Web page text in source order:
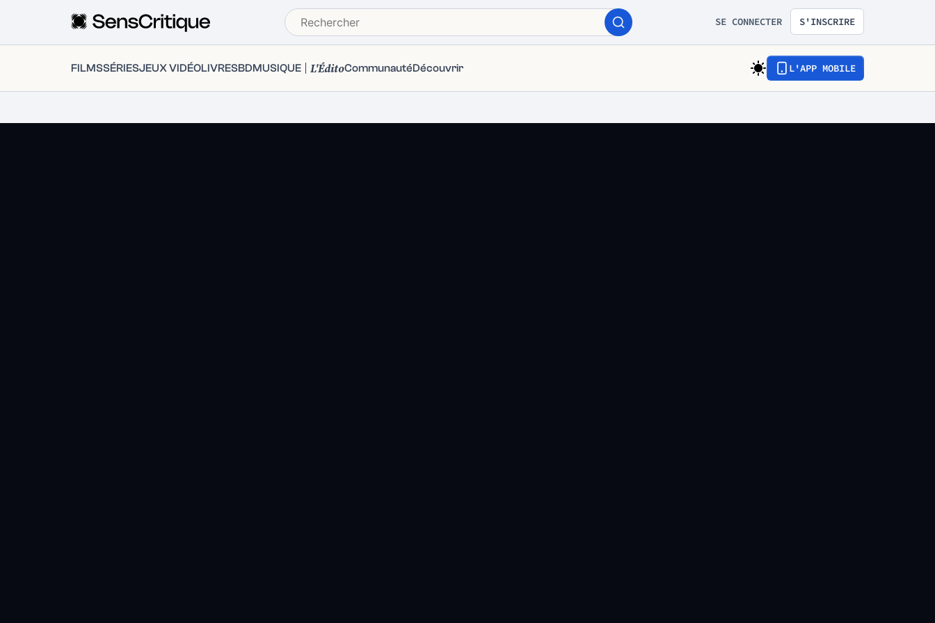
SE CONNECTER S'INSCRIRE
FILMSSÉRIESJEUX VIDÉOLIVRESBDMUSIQUE L'ÉditoCommunautéDécouvrir L'APP MOBILE